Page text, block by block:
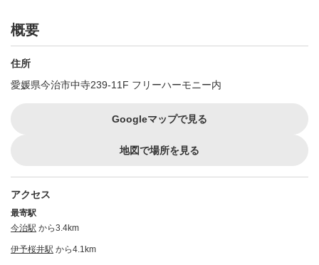
概要
住所
愛媛県今治市中寺239-11F フリーハーモニー内
Googleマップで見る
地図で場所を見る
アクセス
最寄駅
今治駅 から3.4km
伊予桜井駅 から4.1km